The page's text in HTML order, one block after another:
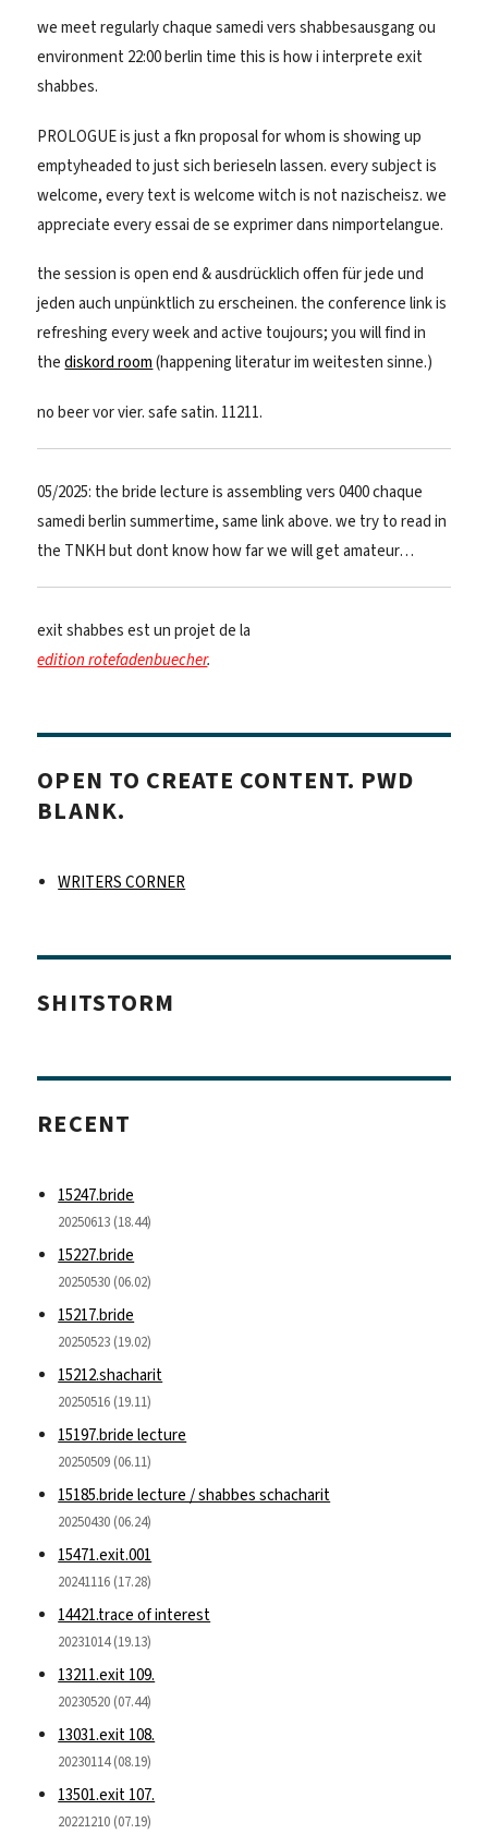
we meet regularly chaque samedi vers shabbesausgang ou
environment 22:00 berlin time this is how i interprete exit
shabbes.
PROLOGUE is just a fkn proposal for whom is showing up
emptyheaded to just sich berieseln lassen. every subject is
welcome, every text is welcome witch is not nazischeisz. we
appreciate every essai de se exprimer dans nimportelangue.
the session is open end & ausdrücklich offen für jede und
jeden auch unpünktlich zu erscheinen. the conference link is
refreshing every week and active toujours; you will find in
thediskord room (happening literatur im weitesten sinne.)
no beer vor vier. safe satin. 11211.
05/2025: the bride lecture is assembling vers 0400 chaque
samedi berlin summertime, same link above. we try to read in
the TNKH but dont know how far we will get amateur…
exit shabbes est un projet de la
edition rotefadenbuecher.
OPEN TO CREATE CONTENT. PWD
BLANK.
WRITERS CORNER
SHITSTORM
RECENT
15247.bride
20250613 (18.44)
15227.bride
20250530 (06.02)
15217.bride
20250523 (19.02)
15212.shacharit
20250516 (19.11)
15197.bride lecture
20250509 (06.11)
15185.bride lecture / shabbes schacharit
20250430 (06.24)
15471.exit.001
20241116 (17.28)
14421.trace of interest
20231014 (19.13)
13211.exit 109.
20230520 (07.44)
13031.exit 108.
20230114 (08.19)
13501.exit 107.
20221210 (07.19)